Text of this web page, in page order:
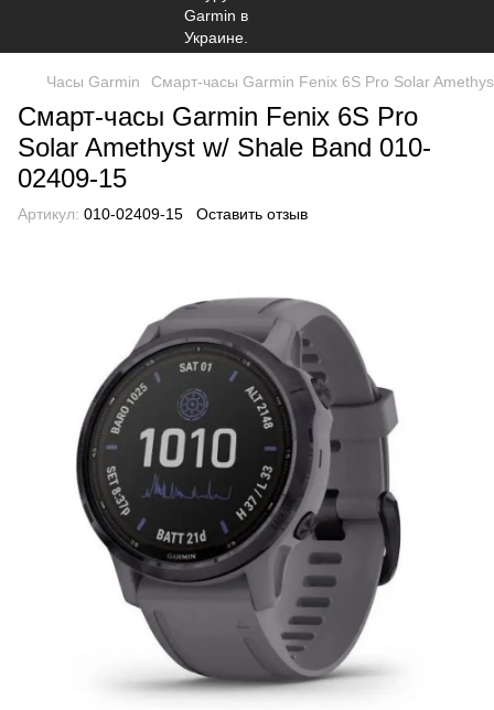
Часы Garmin Смарт-часы Garmin Fenix 6S Pro Solar
Смарт-часы Garmin Fenix 6S Pro
Solar Amethyst w/ Shale Band 010-
02409-15
Артикул: 010-02409-15 Оставить отзыв